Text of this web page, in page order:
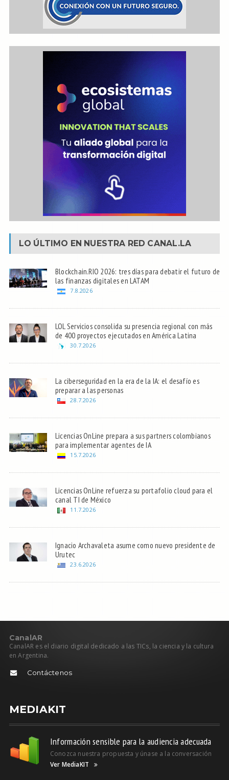
LO ÚLTIMO EN NUESTRA RED CANAL.LA
Blockchain.RIO 2026: tres días para debatir el futuro de
las finanzas digitales en LATAM
7.8.2026
LOL Servicios consolida su presencia regional con más
de 400 proyectos ejecutados en América Latina
30.7.2026
La ciberseguridad en la era de la IA: el desafío es
preparar a las personas
28.7.2026
Licencias OnLine prepara a sus partners colombianos
para implementar agentes de IA
15.7.2026
Licencias OnLine refuerza su portafolio cloud para el
canal TI de México
11.7.2026
Ignacio Archavaleta asume como nuevo presidente de
Urutec
23.6.2026
CanalAR
CanalAR es el diario digital dedicado a las TICs, la ciencia y la cultura
en Argentina.
Contáctenos
MEDIAKIT
Información sensible para la audiencia adecuada
Conozca nuestra propuesta y únase a la conversación
Ver MediaKIT